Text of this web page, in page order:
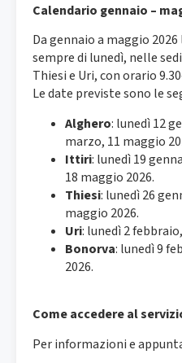
Calendario gennaio –
Da gennaio a maggio
sempre di lunedì, nelle
Thiesi e Uri, con orario
Le date previste sono le
Alghero: lunedì 12
marzo, 11 maggio
Ittiri: lunedì 19
18 maggio 2026.​
Thiesi: lunedì 26
maggio 2026.​
Uri: lunedì 2
Bonorva: lunedì 9
2026.
Come accedere al
Per informazioni e